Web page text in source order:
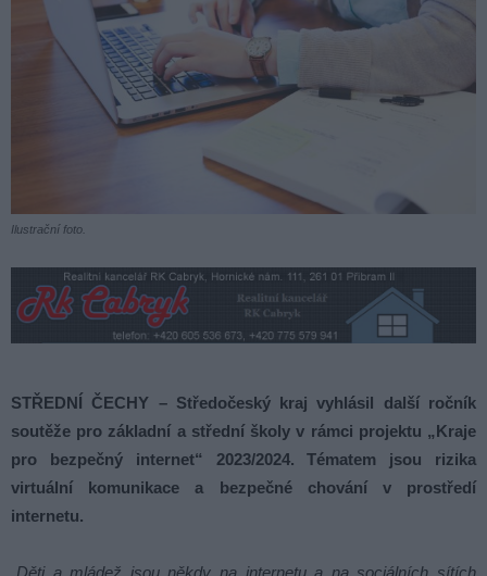
Ilustrační foto.
STŘEDNÍ ČECHY – Středočeský kraj vyhlásil další ročník
soutěže pro základní a střední školy v rámci projektu „Kraje
pro bezpečný internet“ 2023/2024. Tématem jsou rizika
virtuální komunikace a bezpečné chování v prostředí
internetu.